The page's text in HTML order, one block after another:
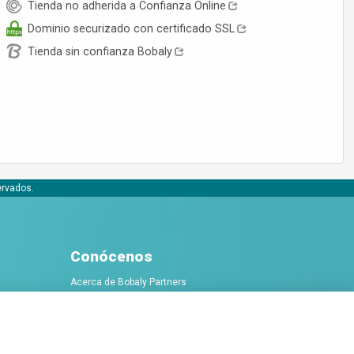
Tienda no adherida a Confianza Online
Dominio securizado con certificado SSL
Tienda sin confianza Bobaly
Conócenos
Acerca de Bobaly Partners